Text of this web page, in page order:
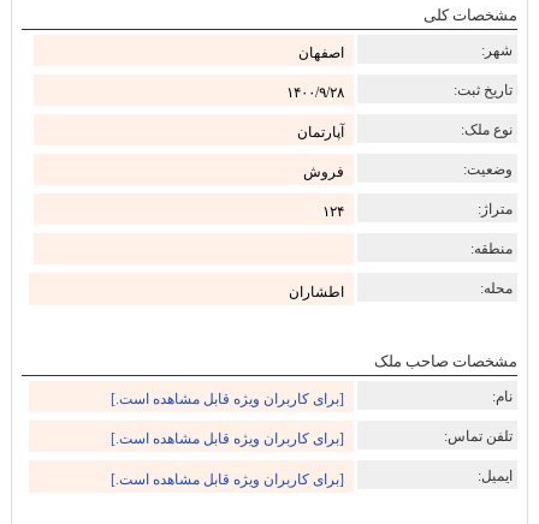
مشخصات کلی
شهر: اصفهان
تاریخ ثبت: ۱۴۰۰/۹/۲۸
نوع ملک: آپارتمان
وضعیت: فروش
متراژ: ۱۲۴
منطقه:
محله: اطشاران
مشخصات صاحب ملک
نام: [برای کاربران ویژه قابل مشاهده است.]
تلفن تماس: [برای کاربران ویژه قابل مشاهده است.]
ایمیل: [برای کاربران ویژه قابل مشاهده است.]